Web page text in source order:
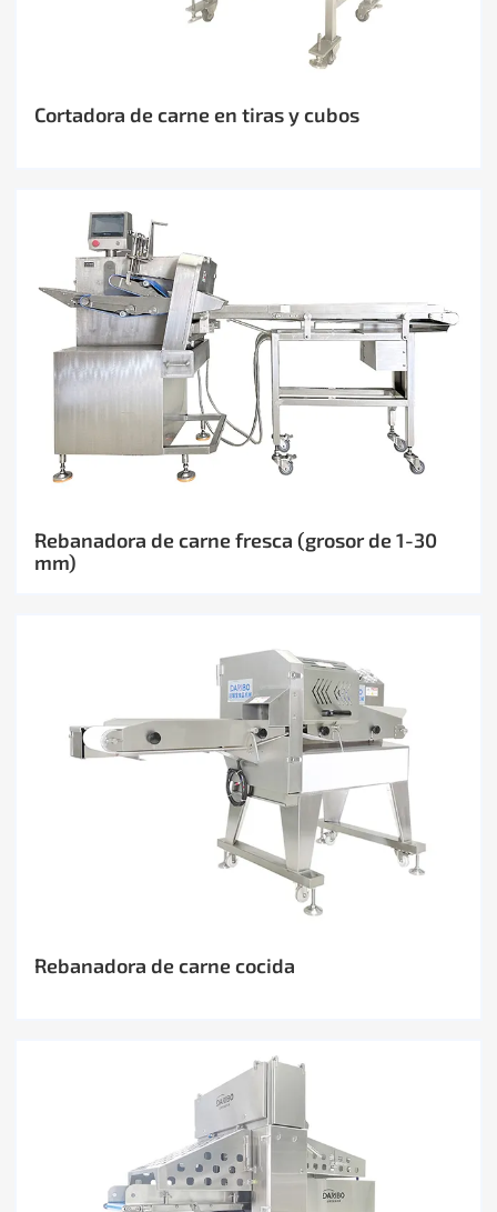
Cortadora de carne en tiras y cubos
Rebanadora de carne fresca (grosor de 1-30
mm)
Rebanadora de carne cocida